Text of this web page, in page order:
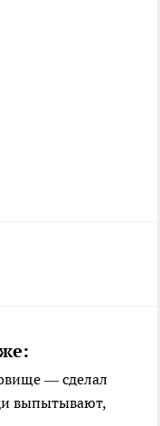
— сделал
выпытывают,